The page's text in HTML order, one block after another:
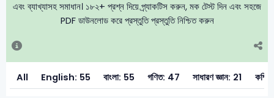
এবং ব্যাখ্যাসহ সমাধান। ১৮২+ প্রশ্ন দিয়ে প্র্যাকটিস করুন, মক টেস্ট দিন এবং সহজে
PDF ডাউনলোড করে প্রস্তুতি প্রস্তুতি নিশ্চিত করুন
All English: 55 বাংলা: 55 গণিত: 47 সাধারণ জ্ঞান: 21